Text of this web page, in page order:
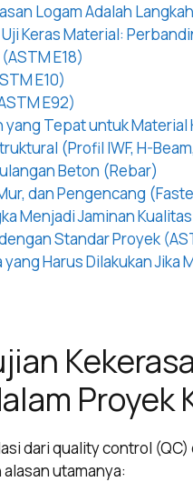
Logam Adalah
Keras Material:
E18)
E10)
E92)
yang Tepat untuk Material
(Profil IWF, H-
Beton (Rebar)
dan Pengencang
Menjadi Jaminan
Standar Proyek
Harus Dilakukan Jika
Proyek
dari quality control
utamanya: